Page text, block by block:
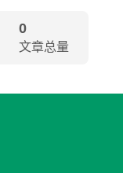
0
文章总量